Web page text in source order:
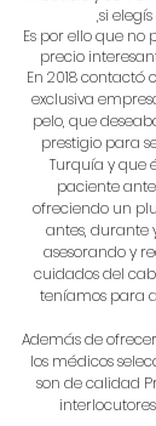
,si
Es por ello que
precio
En 2018 contactó
exclusiva
pelo, que
prestigio para
Turquía y que
paciente
ofreciendo un
antes, durante
asesorando y
cuidados del
teníamos para
Además de
los médicos
son de calidad